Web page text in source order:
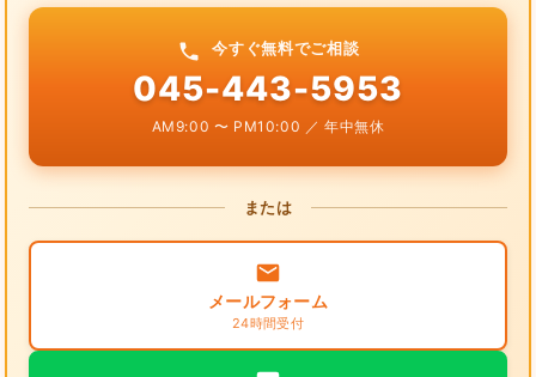
今すぐ無料でご相談
045-443-5953
AM9:00 〜 PM10:00 ／ 年中無休
または
メールフォーム
24時間受付